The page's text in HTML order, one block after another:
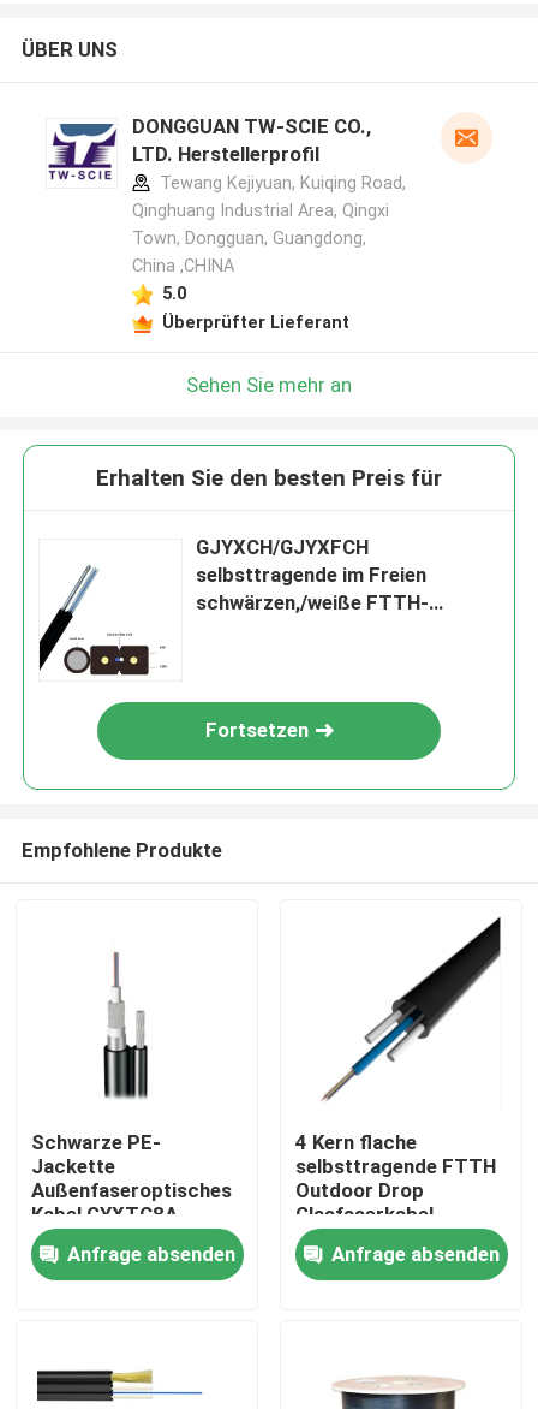
Haus
Über uns
ÜBER UNS
DONGGUAN TW-SCIE CO.,
LTD. Herstellerprofil
Tewang Kejiyuan, Kuiqing Road,
Qinghuang Industrial Area, Qingxi
Town, Dongguan, Guangdong,
China ,CHINA
5.0
Überprüfter Lieferant
Sehen Sie mehr an
Erhalten Sie den besten Preis für
GJYXCH/GJYXFCH
selbsttragende im Freien
schwärzen,/weiße FTTH-
Fortsetzen
Empfohlene Produkte
Schwarze PE-
Jackette
Außenfaseroptisches
Kabel GYXTC8A
Selbsttragendes
Luftkabel mit 5 km
Kabellänge
Anfrage absenden
4 Kern flache
selbsttragende FTTH
Outdoor Drop
Glasfaserkabel
Anfrage absenden